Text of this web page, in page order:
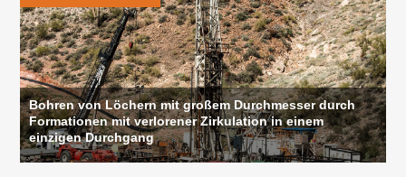
Bohren von Löchern mit großem Durchmesser durch
Formationen mit verlorener Zirkulation in einem
einzigen Durchgang